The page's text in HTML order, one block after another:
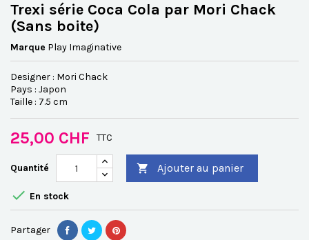
Trexi série Coca Cola par Mori Chack
(Sans boite)
Marque Play Imaginative
Designer : Mori Chack
Pays : Japon
Taille : 7.5 cm
25,00 CHF TTC
Quantité  Ajouter au panier
 En stock
Partager